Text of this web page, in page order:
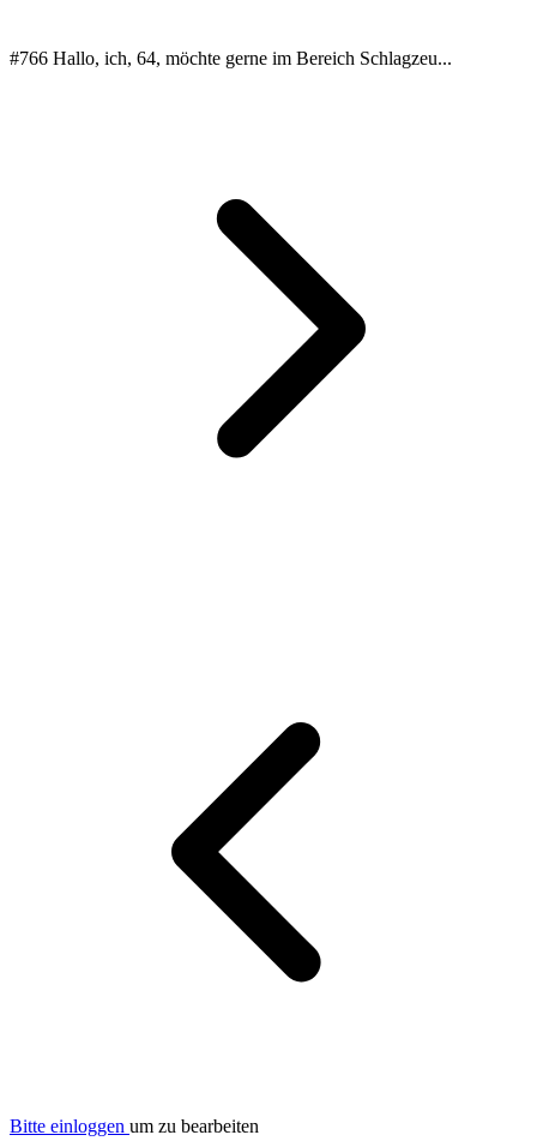
#766 Hallo, ich, 64, möchte gerne im Bereich Schlagzeu...
Bitte einloggen um zu bearbeiten